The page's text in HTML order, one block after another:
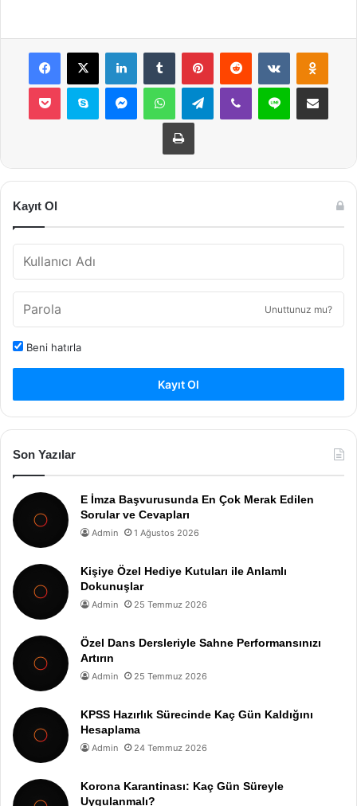
Facebook
X LinkedInTumblr PinterestReddit VKontakte
Pocket Skype MessengerWhatsAppTelegramViber Line E-Posta ile
Yazdır
Kayıt Ol
Unuttunuz mu?
Beni hatırla
Kayıt Ol
Son Yazılar
E İmza Başvurusunda En Çok Merak Edilen
Sorular ve Cevapları
Admin 1 Ağustos 2026
Kişiye Özel Hediye Kutuları ile Anlamlı
Dokunuşlar
Admin 25 Temmuz 2026
Özel Dans Dersleriyle Sahne Performansınızı
Artırın
Admin 25 Temmuz 2026
KPSS Hazırlık Sürecinde Kaç Gün Kaldığını
Hesaplama
Admin 24 Temmuz 2026
Korona Karantinası: Kaç Gün Süreyle
Uygulanmalı?